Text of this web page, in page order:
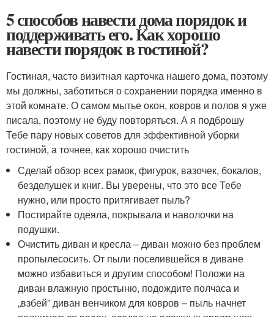
5 способов навести дома порядок и
поддерживать его. Как хорошо
навести порядок в гостиной?
Гостиная, часто визитная карточка нашего дома, поэтому
мы должны, заботиться о сохранении порядка именно в
этой комнате. О самом мытье окон, ковров и полов я уже
писала, поэтому не буду повторяться. А я подброшу
Тебе пару новых советов для эффективной уборки
гостиной, а точнее, как хорошо очистить
Сделай обзор всех рамок, фигурок, вазочек, бокалов,
безделушек и книг. Вы уверены, что это все Тебе
нужно, или просто притягивает пыль?
Постирайте одеяла, покрывала и наволочки на
подушки.
Очистить диван и кресла – диван можно без проблем
пропылесосить. От пыли поселившейся в диване
можно избавиться и другим способом! Положи на
диван влажную простыню, подождите полчаса и
„взбей” диван венчиком для ковров – пыль начнет